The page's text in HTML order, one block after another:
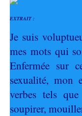
EXTRAIT :
Je suis
mes mots qui
Enfermée sur
sexualité, mon
verbes tels que
soupirer,